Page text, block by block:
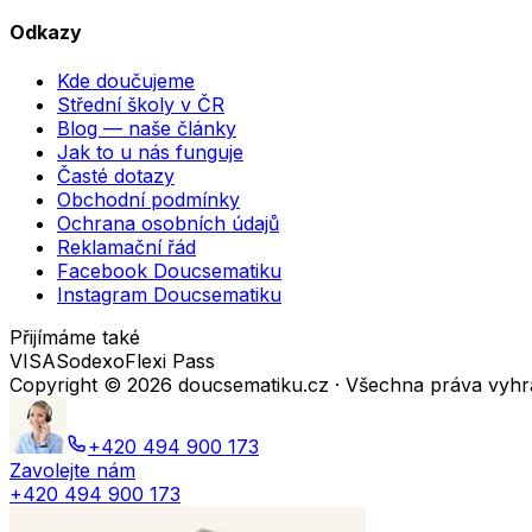
Odkazy
Kde doučujeme
Střední školy v ČR
Blog — naše články
Jak to u nás funguje
Časté dotazy
Obchodní podmínky
Ochrana osobních údajů
Reklamační řád
Facebook Doucsematiku
Instagram Doucsematiku
Přijímáme také
VISASodexoFlexi Pass
Copyright © 2026 doucsematiku.cz · Všechna práva
+420 494 900 173
Zavolejte nám
+420 494 900 173